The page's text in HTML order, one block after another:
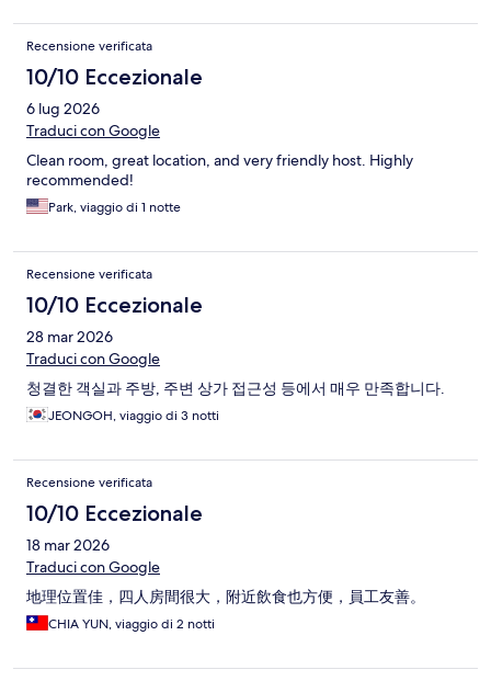
Recensione verificata
10/10 Eccezionale
6 lug 2026
Traduci con Google
Clean room, great location, and very friendly host. Highly
recommended!
Park, viaggio di 1 notte
Recensione verificata
10/10 Eccezionale
28 mar 2026
Traduci con Google
청결한 객실과 주방, 주변 상가 접근성 등에서 매우 만족합니다.
JEONGOH, viaggio di 3 notti
Recensione verificata
10/10 Eccezionale
18 mar 2026
Traduci con Google
地理位置佳，四人房間很大，附近飲食也方便，員工友善。
CHIA YUN, viaggio di 2 notti